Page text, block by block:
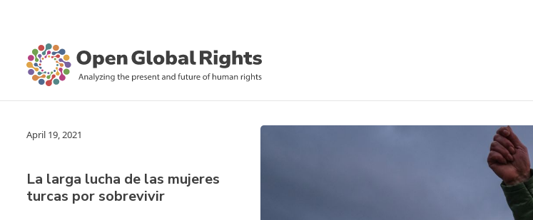
April 19, 2021
La larga lucha de las mujeres
turcas por sobrevivir